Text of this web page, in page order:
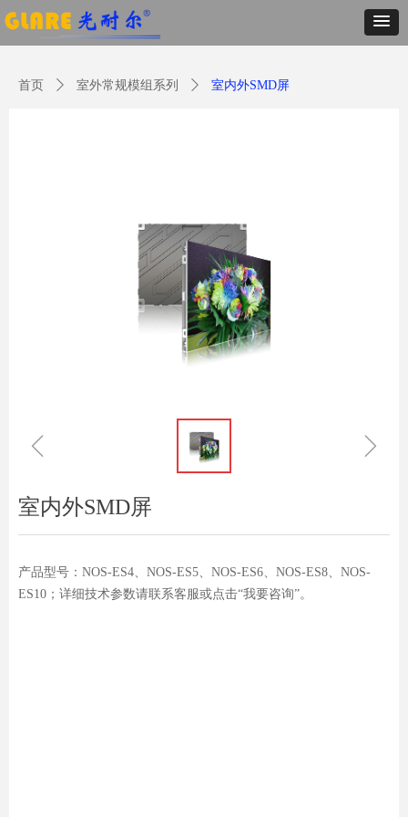
首页 ꄲ 室外常规模组系列 ꄲ 室内外SMD屏
ꁆ ꁇ
室内外SMD屏
产品型号：NOS-ES4、NOS-ES5、NOS-ES6、NOS-ES8、NOS-
ES10；详细技术参数请联系客服或点击“我要咨询”。